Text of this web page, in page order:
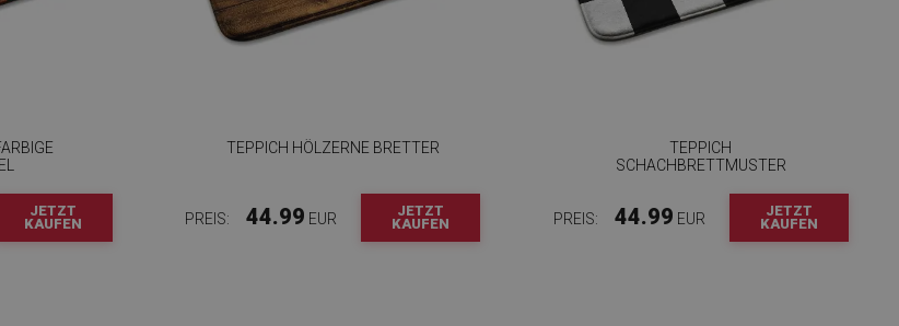
JETZT
KAUFEN
TEPPICH HÖLZERNE BRETTER
PREIS: 44.99 EUR
JETZT
KAUFEN
TEPPICH
SCHACHBRETTMUSTER
PREIS: 44.99 EUR
JETZT
KAUFEN